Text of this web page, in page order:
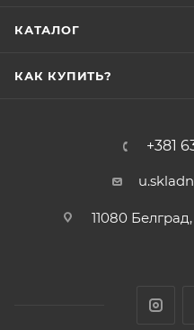
КАТАЛОГ
КАК КУПИТЬ?
+381
11080